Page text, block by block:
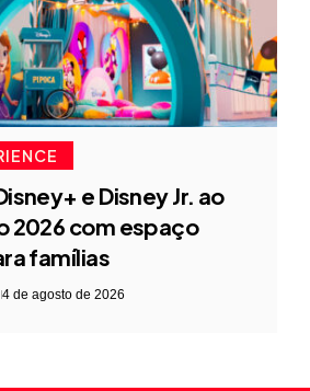
e Disney Jr. ao
2026 com espaço
famílias
4 de agosto de 2026